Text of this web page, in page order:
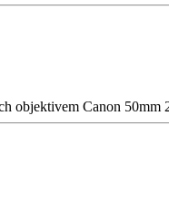
objektivem Canon 50mm